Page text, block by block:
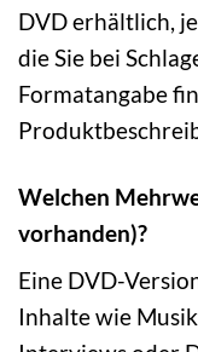
DVD erhältlich,
die Sie bei
Formatangabe
Welchen
vorhanden)?
Eine DVD-
Inhalte wie